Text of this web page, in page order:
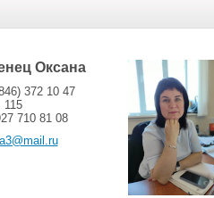
Оксана
372 10 47
115
710 81 08